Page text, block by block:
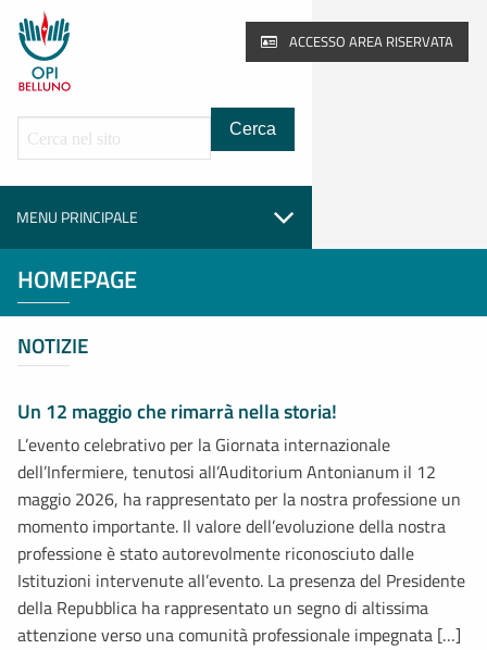
ACCESSO AREA RISERVATA
Pagina principale
MENU PRINCIPALE
HOMEPAGE
NOTIZIE
Un 12 maggio che rimarrà nella storia!
L’evento celebrativo per la Giornata internazionale
dell’Infermiere, tenutosi all’Auditorium Antonianum il 12
maggio 2026, ha rappresentato per la nostra professione un
momento importante. Il valore dell’evoluzione della nostra
professione è stato autorevolmente riconosciuto dalle
Istituzioni intervenute all’evento. La presenza del Presidente
della Repubblica ha rappresentato un segno di altissima
attenzione verso una comunità professionale impegnata […]